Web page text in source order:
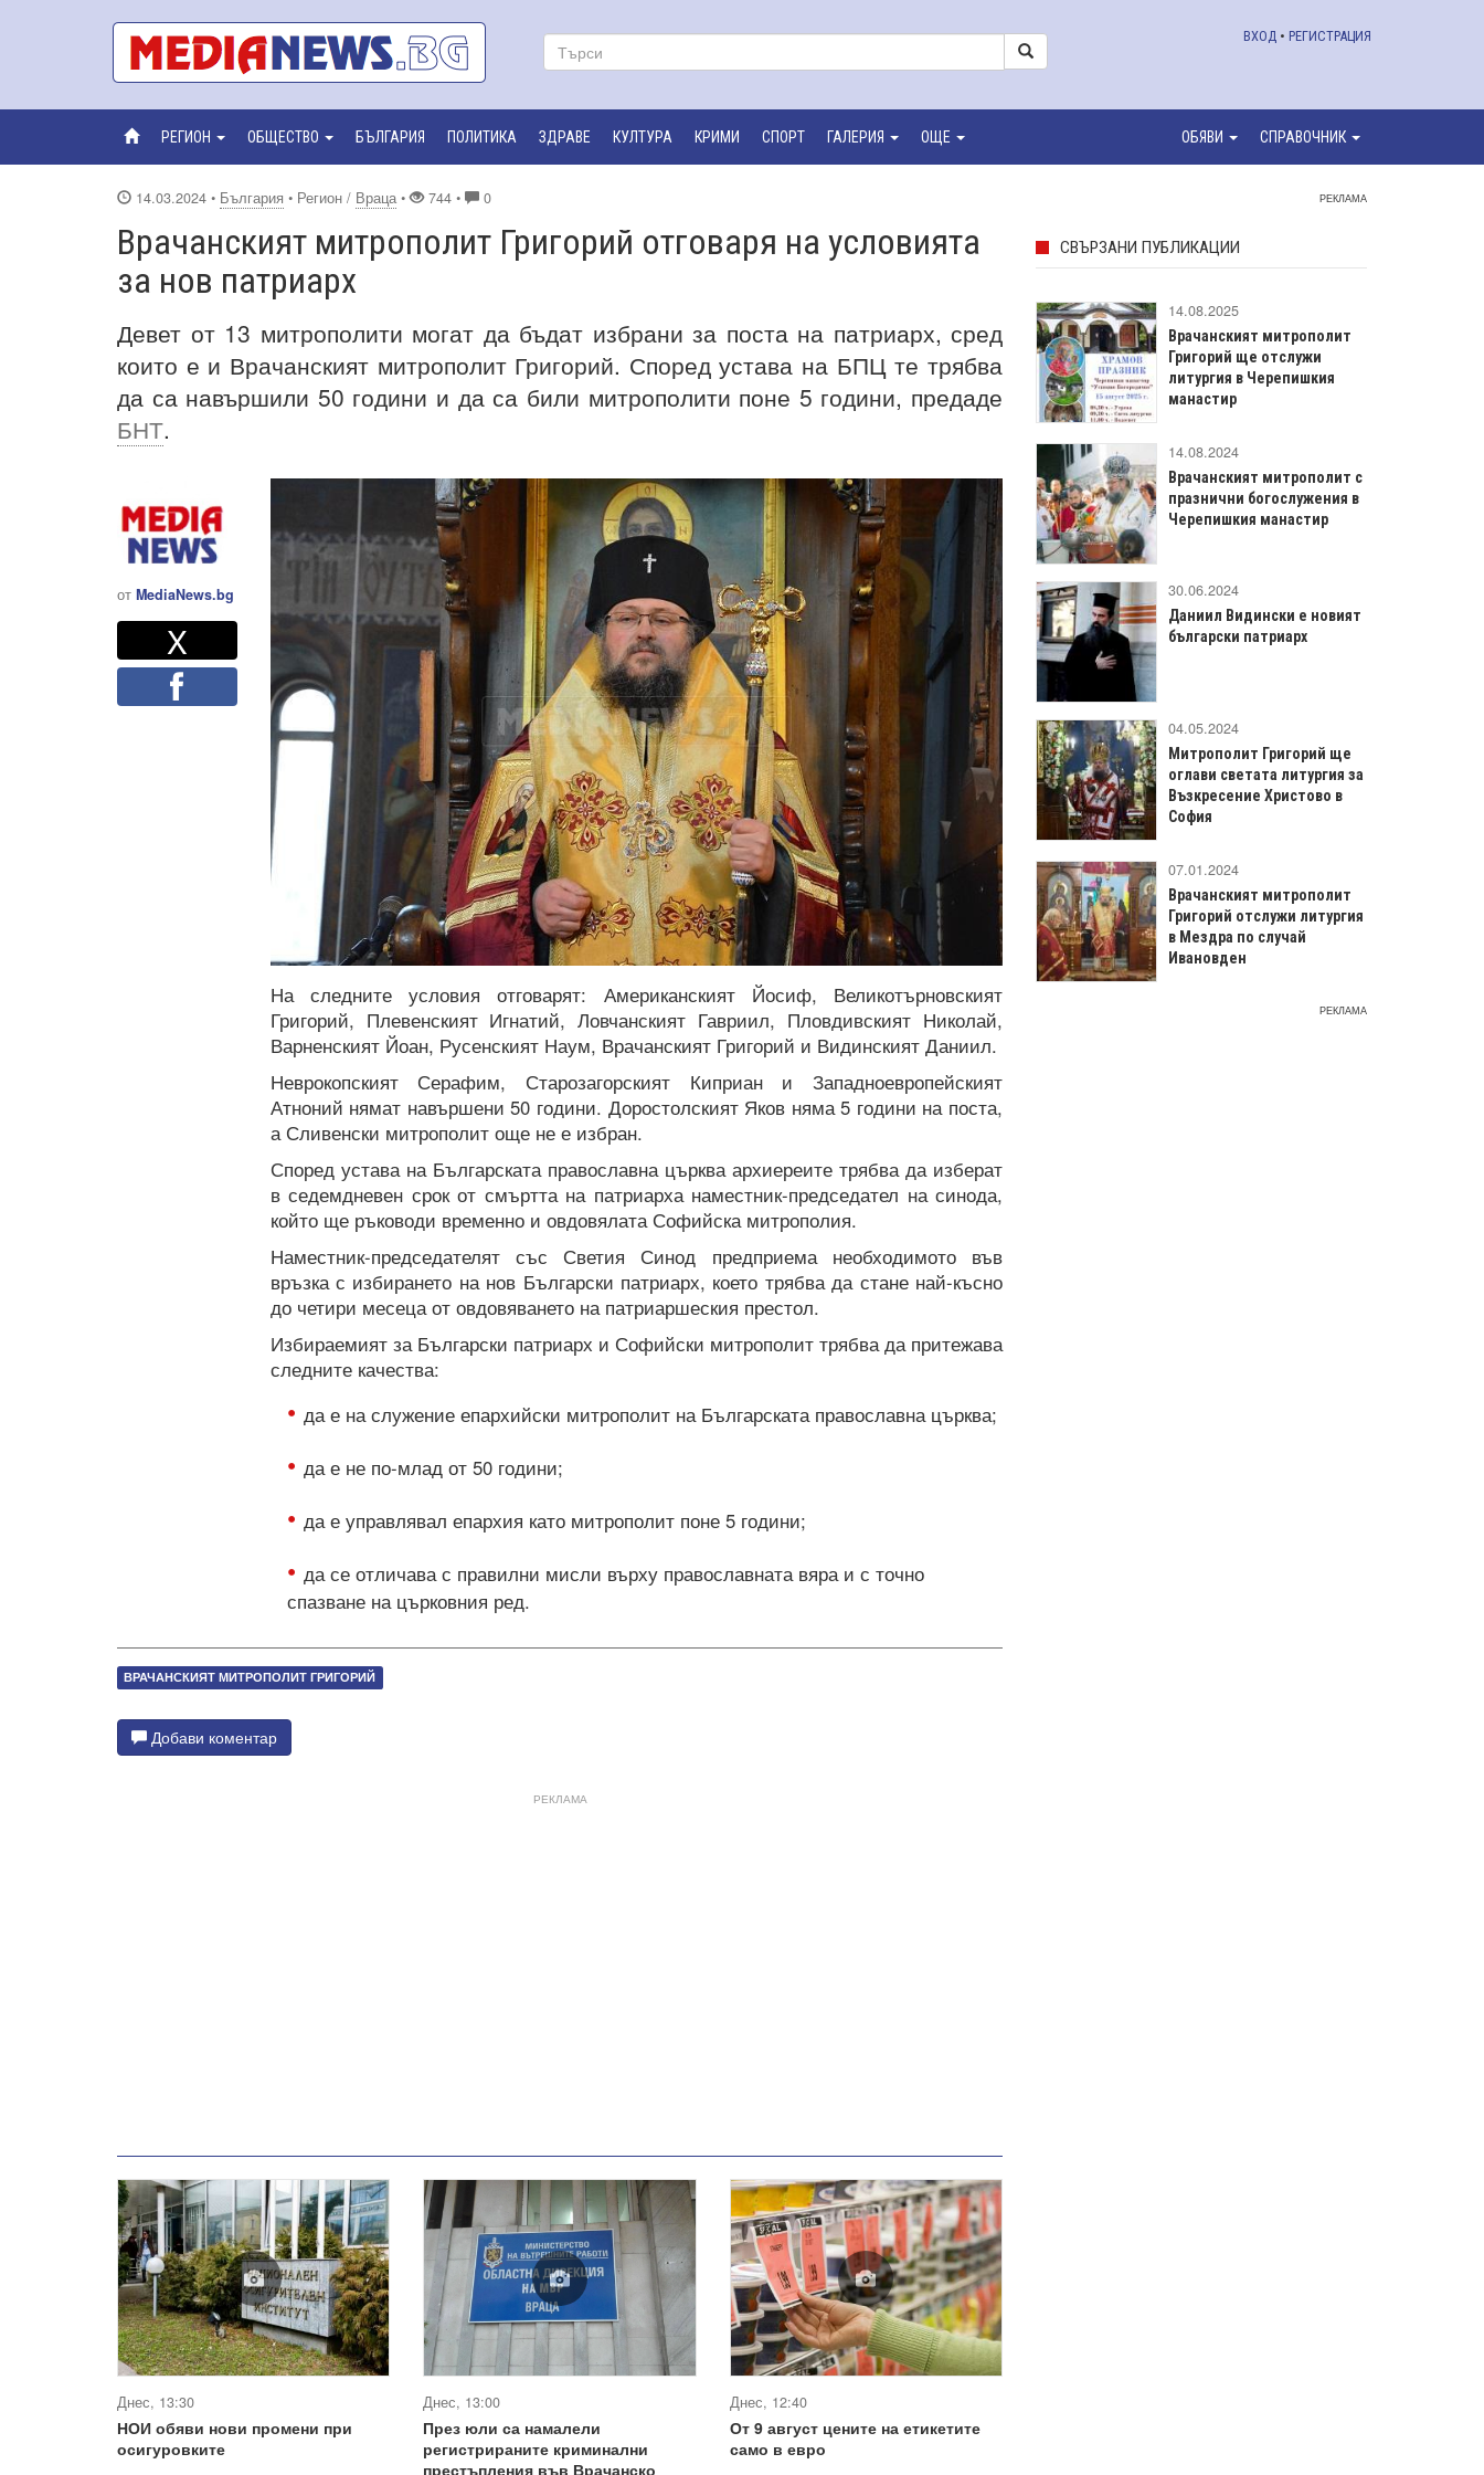
ВХОД • РЕГИСТРАЦИЯ
РЕГИОН ОБЩЕСТВО БЪЛГАРИЯ ПОЛИТИКА ЗДРАВЕ КУЛТУРА КРИМИ СПОРТ ГАЛЕРИЯ ОЩЕ ОБЯВИ СПРАВОЧНИК
14.03.2024 • България • Регион / Враца • 744 • 0
Врачанският митрополит Григорий отговаря на условията
за нов патриарх
Девет от 13 митрополити могат да бъдат избрани за поста на патриарх, сред
които е и Врачанският митрополит Григорий. Според устава на БПЦ те трябва
да са навършили 50 години и да са били митрополити поне 5 години, предаде
БНТ.
от MediaNews.bg
Споделете
XTwitter
Facebook
На следните условия отговарят: Американският Йосиф, Великотърновският
Григорий, Плевенският Игнатий, Ловчанският Гавриил, Пловдивският Николай,
Варненският Йоан, Русенският Наум, Врачанският Григорий и Видинският Даниил.
Неврокопският Серафим, Старозагорският Киприан и Западноевропейският
Атноний нямат навършени 50 години. Доростолският Яков няма 5 години на поста,
а Сливенски митрополит още не е избран.
Според устава на Българската православна църква архиереите трябва да изберат
в седемдневен срок от смъртта на патриарха наместник-председател на синода,
който ще ръководи временно и овдовялата Софийска митрополия.
Наместник-председателят със Светия Синод предприема необходимото във
връзка с избирането на нов Български патриарх, което трябва да стане най-късно
до четири месеца от овдовяването на патриаршеския престол.
Избираемият за Български патриарх и Софийски митрополит трябва да притежава
следните качества:
да е на служение епархийски митрополит на Българската православна църква;
да е не по-млад от 50 години;
да е управлявал епархия като митрополит поне 5 години;
да се отличава с правилни мисли върху православната вяра и с точно
спазване на църковния ред.
ВРАЧАНСКИЯТ МИТРОПОЛИТ ГРИГОРИЙ
Добави коментар
РЕКЛАМА
Днес, 13:30
НОИ обяви нови промени при
осигуровките
Днес, 13:00
През юли са намалели
регистрираните криминални
престъпления във Врачанско
Днес, 12:40
От 9 август цените на етикетите
само в евро
РЕКЛАМА
СВЪРЗАНИ ПУБЛИКАЦИИ
14.08.2025
Врачанският митрополит
Григорий ще отслужи
литургия в Черепишкия
манастир
14.08.2024
Врачанският митрополит с
празнични богослужения в
Черепишкия манастир
30.06.2024
Даниил Видински е новият
български патриарх
04.05.2024
Митрополит Григорий ще
оглави светата литургия за
Възкресение Христово в
София
07.01.2024
Врачанският митрополит
Григорий отслужи литургия
в Мездра по случай
Ивановден
РЕКЛАМА